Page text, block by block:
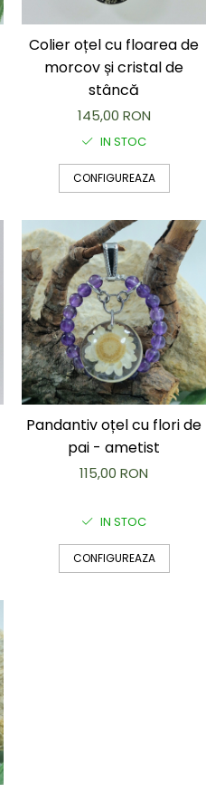
Colier oțel cu floarea de
morcov și cristal de
stâncă
145,00 RON
IN STOC
CONFIGUREAZA
Pandantiv oțel cu flori de
pai - ametist
115,00 RON
IN STOC
CONFIGUREAZA